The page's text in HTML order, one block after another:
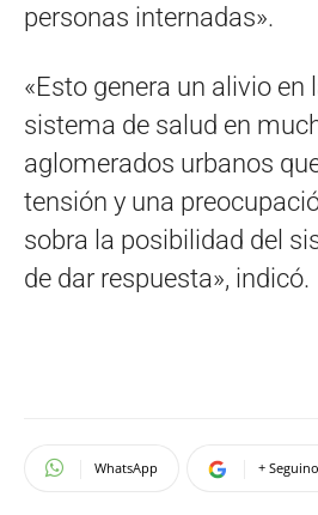
personas internadas».
«Esto genera un alivio en
sistema de salud en
aglomerados urbanos
tensión y una
sobra la posibilidad del
de dar respuesta», indicó.
WhatsApp +